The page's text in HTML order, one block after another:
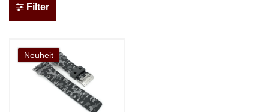
Filter
Neuheit